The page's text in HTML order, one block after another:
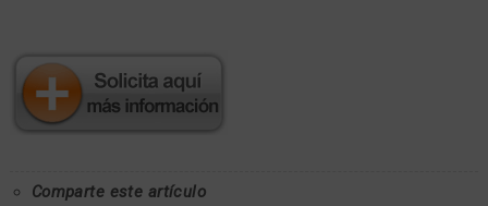
Comparte este artículo